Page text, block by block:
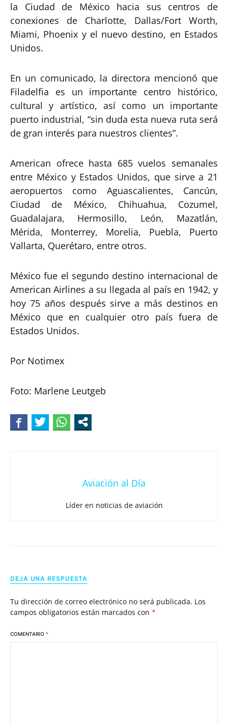
la Ciudad de México hacia sus centros de
conexiones de Charlotte, Dallas/Fort Worth,
Miami, Phoenix y el nuevo destino, en Estados
Unidos.
En un comunicado, la directora mencionó que
Filadelfia es un importante centro histórico,
cultural y artístico, así como un importante
puerto industrial, “sin duda esta nueva ruta será
de gran interés para nuestros clientes”.
American ofrece hasta 685 vuelos semanales
entre México y Estados Unidos, que sirve a 21
aeropuertos como Aguascalientes, Cancún,
Ciudad de México, Chihuahua, Cozumel,
Guadalajara, Hermosillo, León, Mazatlán,
Mérida, Monterrey, Morelia, Puebla, Puerto
Vallarta, Querétaro, entre otros.
México fue el segundo destino internacional de
American Airlines a su llegada al país en 1942, y
hoy 75 años después sirve a más destinos en
México que en cualquier otro país fuera de
Estados Unidos.
Por Notimex
Foto: Marlene Leutgeb
Aviación al Día
Líder en noticias de aviación
DEJA UNA RESPUESTA
Tu dirección de correo electrónico no será publicada. Los
campos obligatorios están marcados con *
COMENTARIO *